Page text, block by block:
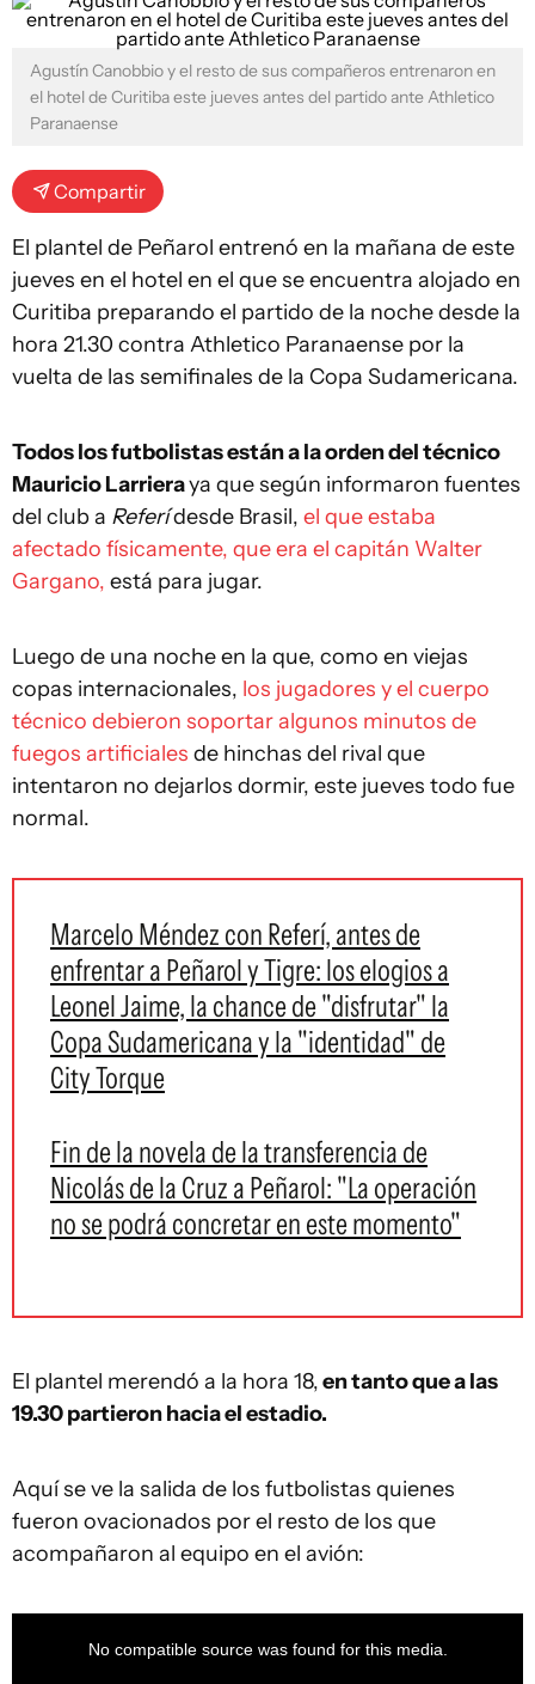
Agustín Canobbio y el resto de sus compañeros entrenaron en
el hotel de Curitiba este jueves antes del partido ante Athletico
Paranaense
Compartir
El plantel de Peñarol entrenó en la mañana de este
jueves en el hotel en el que se encuentra alojado en
Curitiba preparando el partido de la noche desde la
hora 21.30 contra Athletico Paranaense por la
vuelta de las semifinales de la Copa Sudamericana.
Todos los futbolistas están a la orden del técnico
Mauricio Larrieraya que según informaron fuentes
del club a Referídesde Brasil, el que estaba
afectado físicamente, que era el capitán Walter
Gargano, está para jugar.
Luego de una noche en la que, como en viejas
copas internacionales, los jugadores y el cuerpo
técnico debieron soportar algunos minutos de
fuegos artificiales de hinchas del rival que
intentaron no dejarlos dormir, este jueves todo fue
normal.
Marcelo Méndez con Referí, antes de
enfrentar a Peñarol y Tigre: los elogios a
Leonel Jaime, la chance de "disfrutar" la
Copa Sudamericana y la "identidad" de
City Torque
Fin de la novela de la transferencia de
Nicolás de la Cruz a Peñarol: "La operación
no se podrá concretar en este momento"
El plantel merendó a la hora 18,en tanto que a las
19.30 partieron hacia el estadio.
Aquí se ve la salida de los futbolistas quienes
fueron ovacionados por el resto de los que
acompañaron al equipo en el avión:
No compatible source was found for this media.